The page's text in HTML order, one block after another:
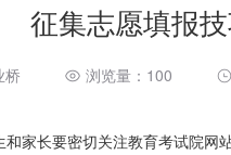
征集志愿填报
桥 浏览量：100
家长要密切关注教育考试院